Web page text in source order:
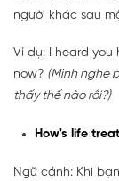
người khác sau
Ví dụ: I heard you
now? (Mình nghe
thấy thế nào rồi?)
How's life
Ngữ cảnh: Khi